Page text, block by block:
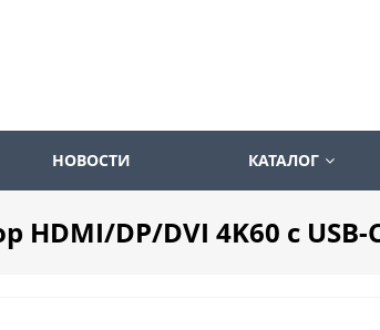
НОВОСТИ КАТАЛОГ
HDMI/DP/DVI 4K60 c USB-